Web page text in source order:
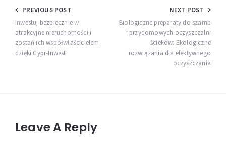
Nawigacja
wpisu
PREVIOUS POST
Inwestuj bezpiecznie w
atrakcyjne nieruchomości i
zostań ich współwłaścicielem
dzięki Cypr-Inwest!
NEXT POST
Biologiczne preparaty do szamb
i przydomowych oczyszczalni
ścieków: Ekologiczne
rozwiązania dla efektywnego
oczyszczania
Leave A Reply